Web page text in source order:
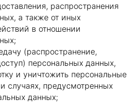
распространения
а также от иных
в отношении
(распространение,
персональных данных,
и уничтожить персональные
случаях, предусмотренных
данных;